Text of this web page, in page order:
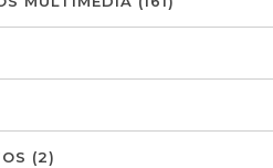
(2)